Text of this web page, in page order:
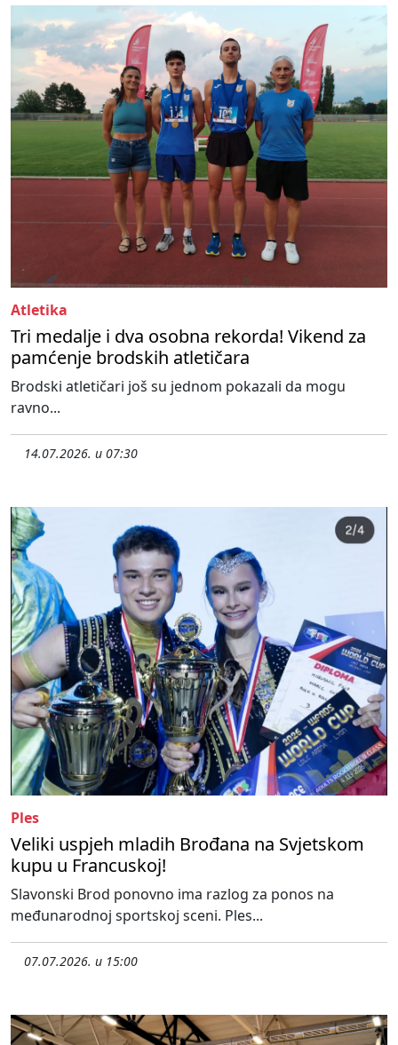
Atletika
Tri medalje i dva osobna rekorda! Vikend za
pamćenje brodskih atletičara
Brodski atletičari još su jednom pokazali da mogu
ravno...
14.07.2026. u 07:30
Ples
Veliki uspjeh mladih Brođana na Svjetskom
kupu u Francuskoj!
Slavonski Brod ponovno ima razlog za ponos na
međunarodnoj sportskoj sceni. Ples...
07.07.2026. u 15:00